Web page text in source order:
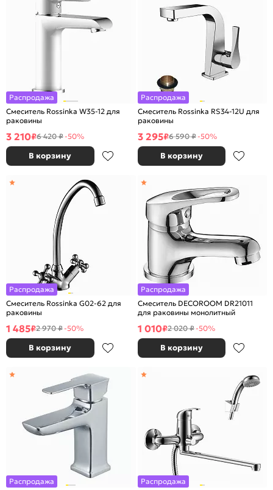
Распродажа
Смеситель Rossinka W35-12 для
раковины
3 210₽6 420 ₽-50%
В корзину
Распродажа
Смеситель Rossinka RS34-12U для
раковины
3 295₽6 590 ₽-50%
В корзину
Распродажа
Смеситель Rossinka G02-62 для
раковины
1 485₽2 970 ₽-50%
В корзину
Распродажа
Смеситель DECOROOM DR21011
для раковины монолитный
1 010₽2 020 ₽-50%
В корзину
Распродажа
Распродажа